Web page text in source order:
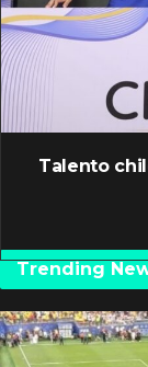
Talento
Trending